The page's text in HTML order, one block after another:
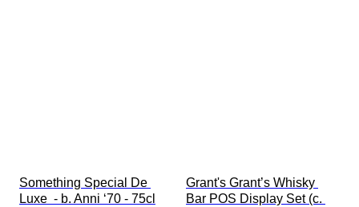
Something Special De
Luxe  - b. Anni ‘70 - 75cl
Grant's Grant’s Whisky
Bar POS Display Set (c.